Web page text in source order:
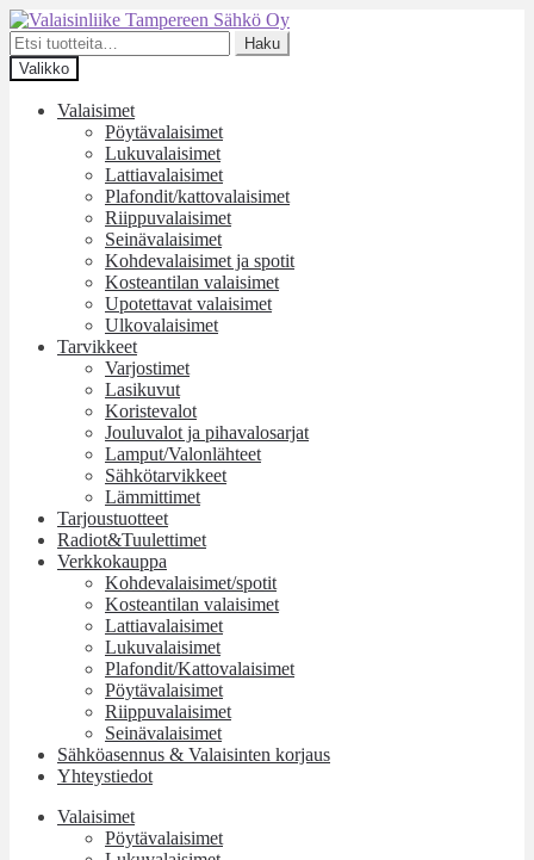
Siirry
navigointiin
Siirry
sisältöön
Etsi:
Haku
Valikko
Valaisimet
Pöytävalaisimet
Lukuvalaisimet
Lattiavalaisimet
Plafondit/kattovalaisimet
Riippuvalaisimet
Seinävalaisimet
Kohdevalaisimet ja spotit
Kosteantilan valaisimet
Upotettavat valaisimet
Ulkovalaisimet
Tarvikkeet
Varjostimet
Lasikuvut
Koristevalot
Jouluvalot ja pihavalosarjat
Lamput/Valonlähteet
Sähkötarvikkeet
Lämmittimet
Tarjoustuotteet
Radiot&Tuulettimet
Verkkokauppa
Kohdevalaisimet/spotit
Kosteantilan valaisimet
Lattiavalaisimet
Lukuvalaisimet
Plafondit/Kattovalaisimet
Pöytävalaisimet
Riippuvalaisimet
Seinävalaisimet
Sähköasennus & Valaisinten korjaus
Yhteystiedot
Valaisimet
Pöytävalaisimet